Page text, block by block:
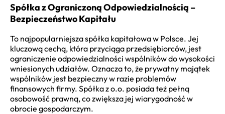
Spółka z Ograniczoną Odpowiedzialnością –
Bezpieczeństwo Kapitału
To najpopularniejsza spółka kapitałowa w Polsce. Jej
kluczową cechą, która przyciąga przedsiębiorców, jest
ograniczenie odpowiedzialności wspólników do wysokości
wniesionych udziałów. Oznacza to, że prywatny majątek
wspólników jest bezpieczny w razie problemów
finansowych firmy. Spółka z o.o. posiada też pełną
osobowość prawną, co zwiększa jej wiarygodność w
obrocie gospodarczym.